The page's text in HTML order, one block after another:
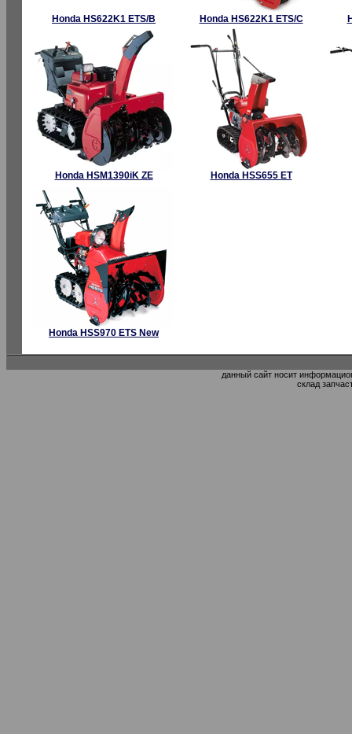
Honda HS622K1 ETS/B Honda HS622K1 ETS/C
Honda HSM1390iK ZE Honda HSS655 ET
Honda HSS970 ETS New
данный сайт носит
склад